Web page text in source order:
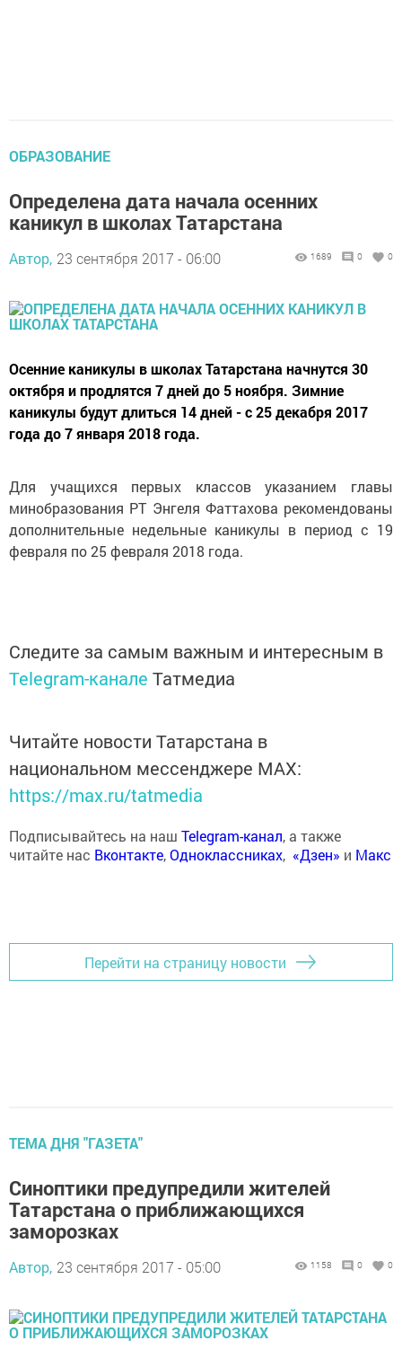
ОБРАЗОВАНИЕ
Определена дата начала осенних
каникул в школах Татарстана
Автор, 23 сентября 2017 - 06:00 1689 0 0
Осенние каникулы в школах Татарстана начнутся 30
октября и продлятся 7 дней до 5 ноября. Зимние
каникулы будут длиться 14 дней - с 25 декабря 2017
года до 7 января 2018 года.
Для учащихся первых классов указанием главы
минобразования РТ Энгеля Фаттахова рекомендованы
дополнительные недельные каникулы в период с 19
февраля по 25 февраля 2018 года.
Следите за самым важным и интересным в
Telegram-канале Татмедиа
Читайте новости Татарстана в
национальном мессенджере MАХ:
https://max.ru/tatmedia
Подписывайтесь на наш Telegram-канал, а также
читайте нас Вконтакте,Одноклассниках, «Дзен» и Макс
Перейти на страницу новости
ТЕМА ДНЯ "ГАЗЕТА"
Синоптики предупредили жителей
Татарстана о приближающихся
заморозках
Автор, 23 сентября 2017 - 05:00 1158 0 0